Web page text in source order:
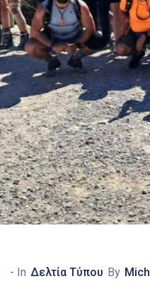
- In Δελτία Τύπου By